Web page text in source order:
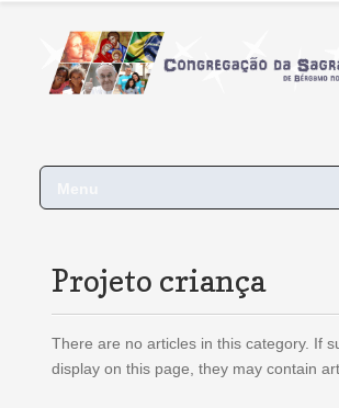
Projeto criança
There are no articles in this category. If
display on this page, they may contain